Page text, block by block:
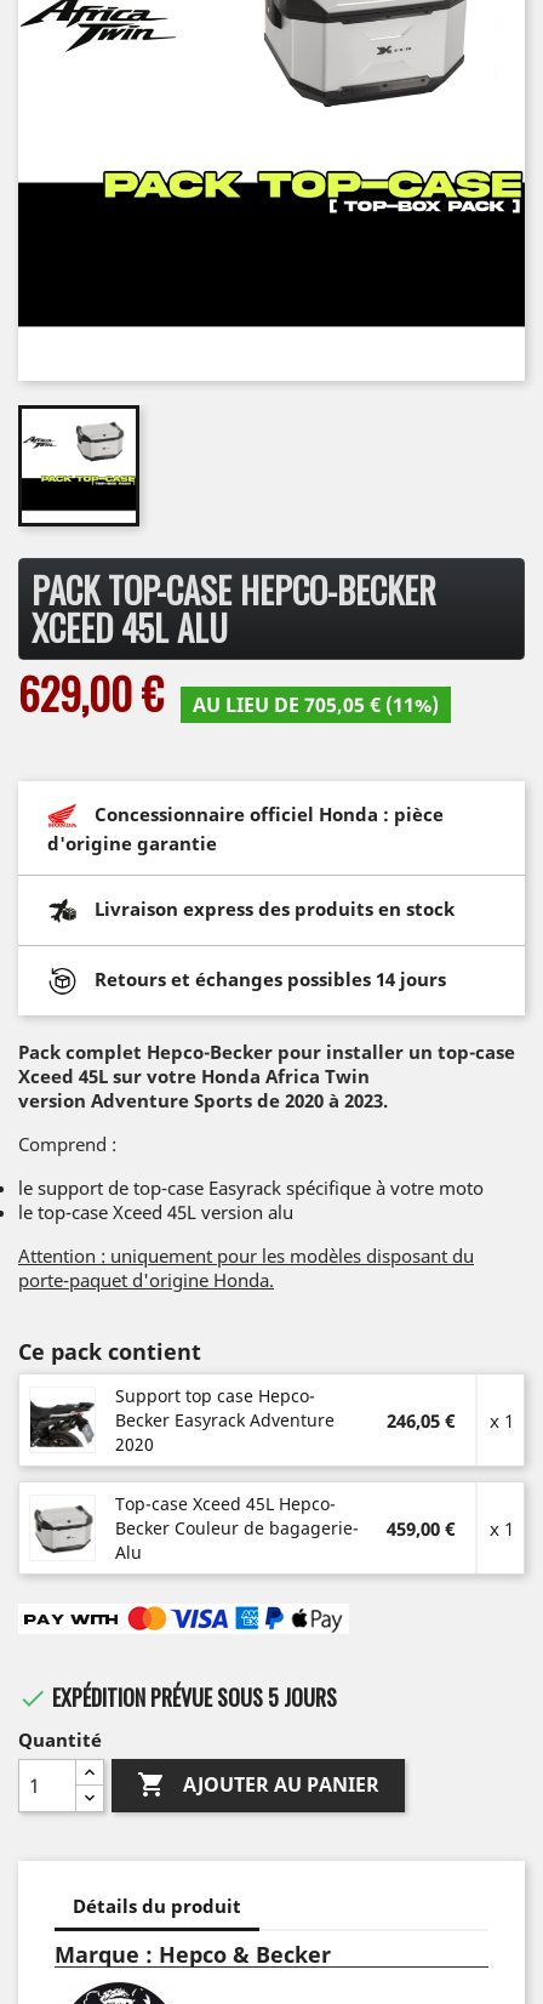
PACK TOP-CASE HEPCO-BECKER
XCEED 45L ALU
629,00 € AU LIEU DE 705,05 € (11%)
Concessionnaire officiel Honda : pièce
d'origine garantie
Livraison express des produits en stock
Retours et échanges possibles 14 jours
Pack complet Hepco-Becker pour installer un top-case
Xceed 45L sur votre Honda Africa Twin
version Adventure Sports de 2020 à 2023.
Comprend :
le support de top-case Easyrack spécifique à votre moto
le top-case Xceed 45L version alu
Attention : uniquement pour les modèles disposant du
porte-paquet d'origine Honda.
Ce pack contient
Support top case Hepco-
Becker Easyrack Adventure
2020
246,05 € x 1
Top-case Xceed 45L Hepco-
Becker Couleur de bagagerie-
Alu
459,00 € x 1
 EXPÉDITION PRÉVUE SOUS 5 JOURS
Quantité
 AJOUTER AU PANIER
Détails du produit
Marque : Hepco & Becker